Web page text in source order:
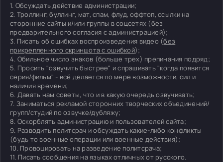
1. Обсуждать действие администрации;
2. Троллинг, буллинг, мат, спам, флуд, оффтоп, ссылки на
сторонние сайты и/или группы в соцсетях (без
предварительного согласия с администрацией);
3. Писать об ошибках воспроизведения видео (без
прикрепленного скриншота с ошибкой);
4. Обильное число знаков (больше трех) препинания подряд;
5. Просить "озвучить быстрее" и спрашивать "когда появится
серия/фильм" - всё делается по мере возможности, сил и
наличия времени;
6. Давать нам советы, что и в какую очередь озвучивать;
7. Заниматься рекламой сторонних творческих объединений/
групп/студий по озвучке/дубляжу;
8. Оскорблять администрацию и пользователей сайта;
9. Разводить политсрач и обсуждать какие-либо конфликты
(будь то военные операции или военные действия);
10. Провоцировать на разведение политсрача;
11. Писать сообщения на языках отличных от русского.